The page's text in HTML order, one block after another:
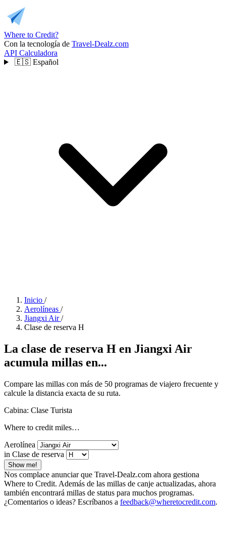
Where to Credit?
Con la tecnología de Travel-Dealz.com
API Calculadora
🇪🇸 Español
Inicio /
Aerolíneas /
Jiangxi Air /
Clase de reserva H
La clase de reserva H en Jiangxi Air
acumula millas en...
Compare las millas con más de 50 programas de viajero frecuente y
calcule la distancia exacta de su ruta.
Cabina: Clase Turista
Where to credit miles…
Aerolínea
in Clase de reserva
Show me!
Nos complace anunciar que Travel-Dealz.com ahora gestiona
Where to Credit. Además de las millas de canje actualizadas, ahora
también encontrará millas de status para muchos programas.
¿Comentarios o ideas? Escríbanos a feedback@wheretocredit.com.